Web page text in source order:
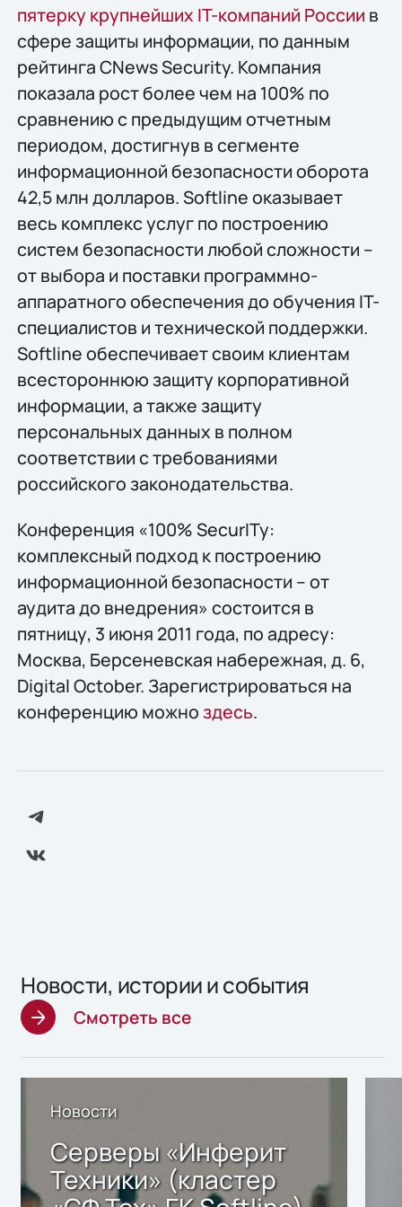
пятерку крупнейших IT-компаний России в
сфере защиты информации, по данным
рейтинга CNews Security. Компания
показала рост более чем на 100% по
сравнению с предыдущим отчетным
периодом, достигнув в сегменте
информационной безопасности оборота
42,5 млн долларов. Softline оказывает
весь комплекс услуг по построению
систем безопасности любой сложности –
от выбора и поставки программно-
аппаратного обеспечения до обучения IT-
специалистов и технической поддержки.
Softline обеспечивает своим клиентам
всестороннюю защиту корпоративной
информации, а также защиту
персональных данных в полном
соответствии с требованиями
российского законодательства.
Конференция «100% SecurITy:
комплексный подход к построению
информационной безопасности – от
аудита до внедрения» состоится в
пятницу, 3 июня 2011 года, по адресу:
Москва, Берсеневская набережная, д. 6,
Digital October. Зарегистрироваться на
конференцию можноздесь.
Новости, истории и события
Смотреть все
Новости
Серверы «Инферит
Техники» (кластер